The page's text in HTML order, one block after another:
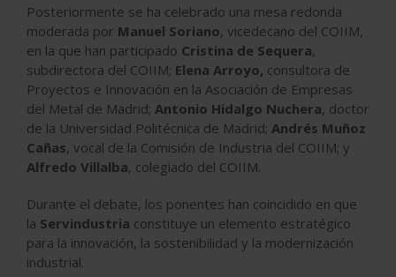
Posteriormente se ha celebrado una mesa redonda
moderada por Manuel Soriano, vicedecano del COIIM,
en la que han participado Cristina de Sequera,
subdirectora del COIIM; Elena Arroyo, consultora de
Proyectos e Innovación en la Asociación de Empresas
del Metal de Madrid; Antonio Hidalgo Nuchera, doctor
de la Universidad Politécnica de Madrid; Andrés Muñoz
Cañas, vocal de la Comisión de Industria del COIIM; y
Alfredo Villalba, colegiado del COIIM.
Durante el debate, los ponentes han coincidido en que
la Servindustria constituye un elemento estratégico
para la innovación, la sostenibilidad y la modernización
industrial.